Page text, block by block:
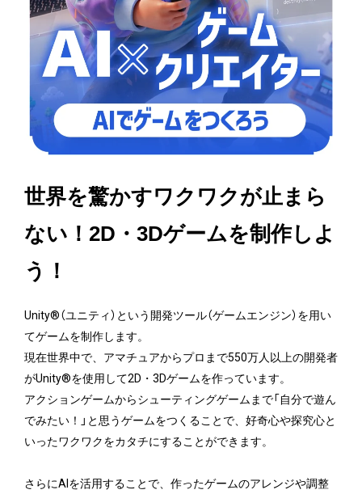
世界を驚かすワクワクが止まら
ない！2D・3Dゲームを制作しよ
う！
Unity®（ユニティ）という開発ツール（ゲームエンジン）を用い
てゲームを制作します。
現在世界中で、アマチュアからプロまで550万人以上の開発者
がUnity®を使用して2D・3Dゲームを作っています。
アクションゲームからシューティングゲームまで「自分で遊ん
でみたい！」と思うゲームをつくることで、好奇心や探究心と
いったワクワクをカタチにすることができます。
さらにAIを活用することで、作ったゲームのアレンジや調整